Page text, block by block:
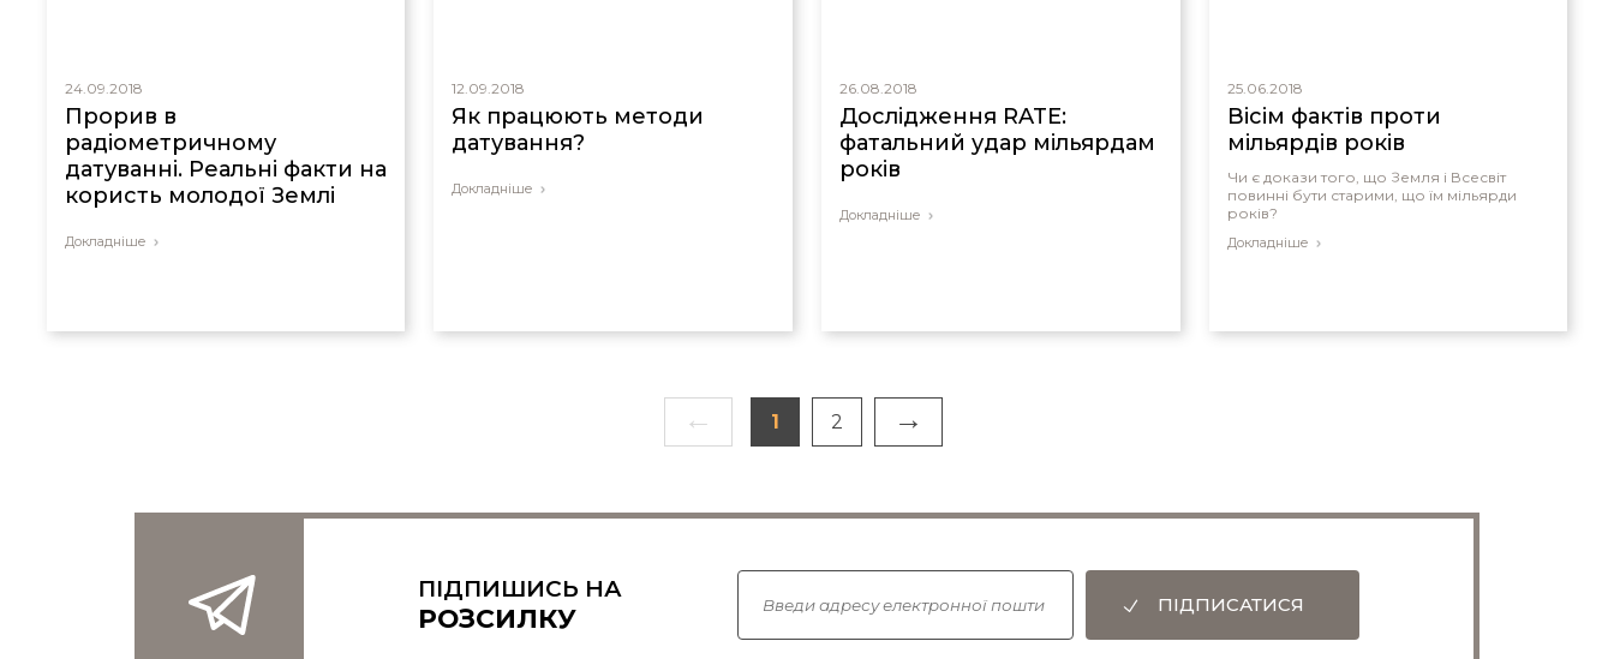
24.09.2018
Прорив в
радіометричному
датуванні. Реальні факти на
користь молодої Землі
Докладніше
12.09.2018
Як працюють методи
датування?
Докладніше
26.08.2018
Дослідження RATE:
фатальний удар мільярдам
років
Докладніше
25.06.2018
Вісім фактів проти
мільярдів років
Чи є докази того, що Земля і Всесвіт
повинні бути старими, що їм мільярди
років?
Докладніше
← 1 2 →
ПІДПИШИСЬ НА
РОЗСИЛКУ ПІДПИСАТИСЯ